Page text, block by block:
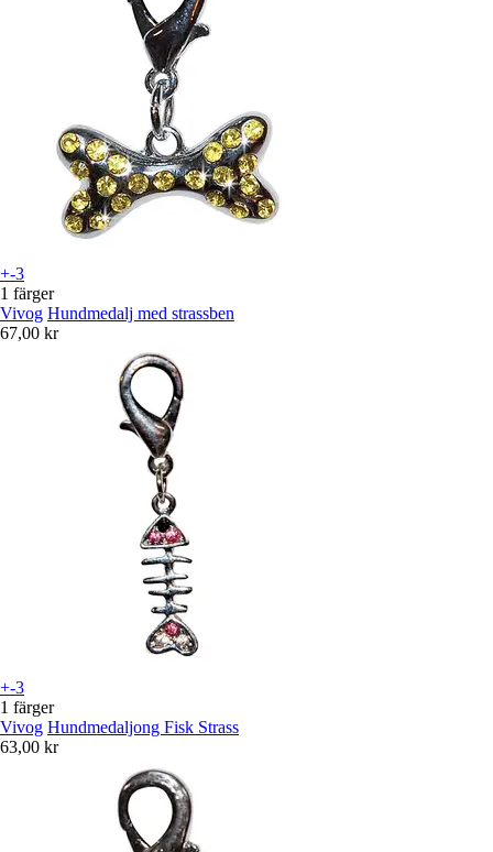
+-3
1 färger
Vivog Hundmedalj med strassben
67,00 kr
+-3
1 färger
Vivog Hundmedaljong Fisk Strass
63,00 kr